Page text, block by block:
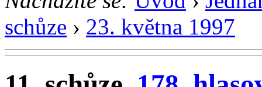
schůze › 23. května 1997